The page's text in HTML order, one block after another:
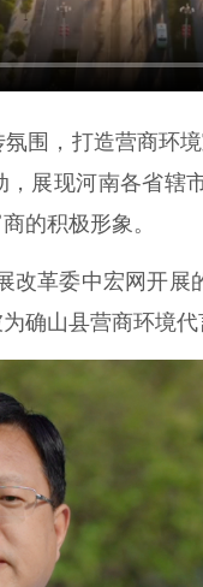
围，打造营商环
展现河南各省辖
的积极形象。
改革委中宏网开展
确山县营商环境代